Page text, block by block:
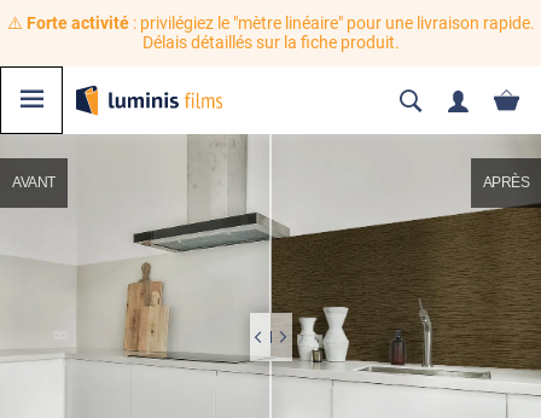
⚠️ Forte activité: privilégiez le "mètre linéaire" pour une livraison rapide.
Délais détaillés sur la fiche produit.
AVANT APRÈS